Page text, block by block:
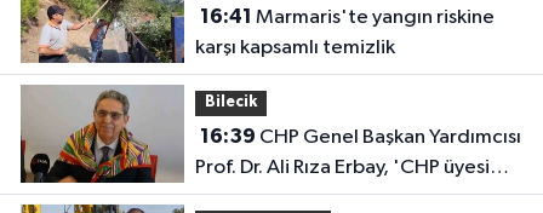
16:41
karşı kapsamlı temizlik
Bilecik
16:39
Prof. Dr. Ali Rıza Erbay, 'CHP üyesi
olmak inanç ister, emek ister, yürek